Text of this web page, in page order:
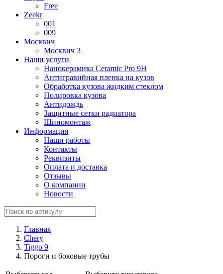
Free
Zeekr
001
009
Москвич
Москвич 3
Наши услуги
Нанокерамика Ceramic Pro 9H
Антигравийная пленка на кузов
Обработка кузова жидким стеклом
Полировка кузова
Антидождь
Защитные сетки радиатора
Шиномонтаж
Информация
Наши работы
Контакты
Реквизиты
Оплата и доставка
Отзывы
О компании
Новости
Главная
Chery
Tiggo 9
Пороги и боковые трубы